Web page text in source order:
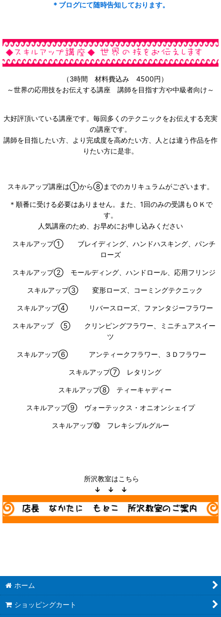
＊ブログにて随時告知しております。
（3時間 材料費込み 4500円）
～世界の応用技をお伝えする講座 講師を目指す方や中級者向け～
大好評頂いている講座です。毎回多くのテクニックをお伝えする充実
の講座です。
講師を目指したい方、より完成度を高めたい方、人とは違う作品を作
りたい方に是非。
スキルアップ講座は①から⑧までのカリキュラムがございます。
＊順番に受ける必要はありません。また、1回のみの受講もＯＫで
す。
人気講座のため、お早めにお申し込みください
スキルアップ① ブレイディング、ハンドハスキング、パンチ
ローズ
スキルアップ② モールディング、ハンドロール、応用フリンジ
スキルアップ③ 変形ローズ、コーミングテクニック
スキルアップ④ リバースローズ、ファンタジーフラワー
スキルアップ ⑤ クリンピングフラワー、ミニチュアスイー
ツ
スキルアップ⑥ アンティークフラワー、３Ｄフラワー
スキルアップ⑦ レタリング
スキルアップ⑧ ティーキャディー
スキルアップ⑨ ヴォーテックス・オニオンシェイプ
スキルアップ⑩ フレキシブルグルー
所沢教室はこちら
↓ ↓ ↓
ホーム
ショッピングカート